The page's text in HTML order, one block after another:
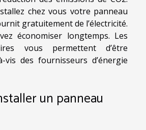
chez vous votre panneau
gratuitement de l’électricité.
économiser longtemps. Les
vous permettent d’être
vis des fournisseurs d’énergie
un panneau